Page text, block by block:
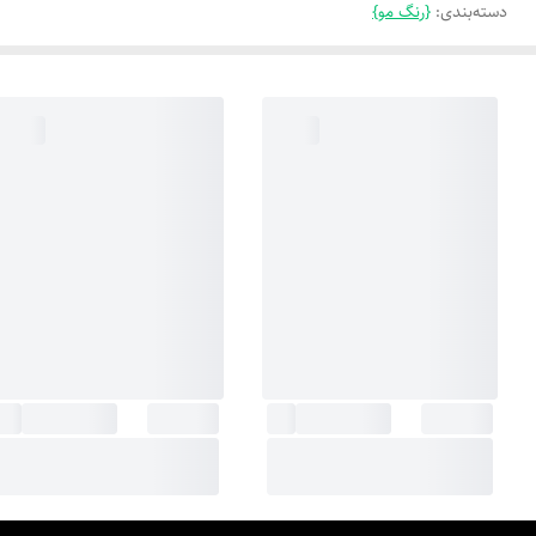
دسته‌بندی: {رنگ مو}